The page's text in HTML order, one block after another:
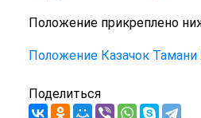
Положение прикреплено
Положение Казачок Тамани
Поделиться